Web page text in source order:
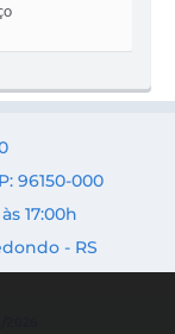
96150-000
17:00h
- RS